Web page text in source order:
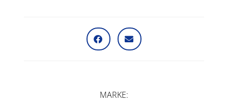
MARKE